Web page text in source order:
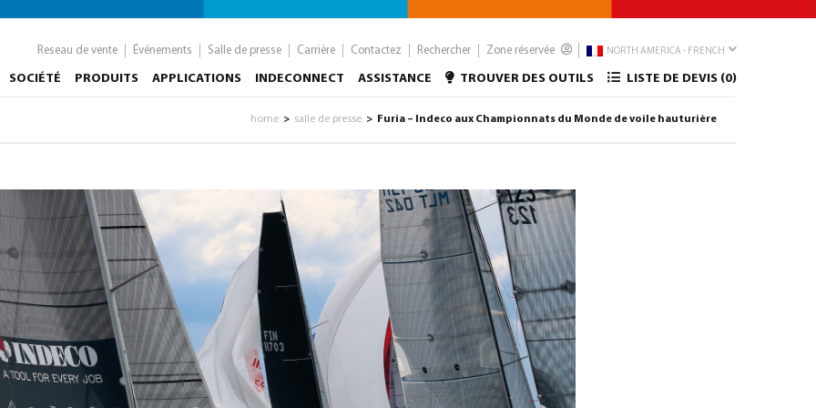
Reseau de vente Événements Salle de presse Carrière Contactez Rechercher Zone réservée NORTH AMERICA - FRENCH
SOCIÉTÉ PRODUITS APPLICATIONS INDECONNECT ASSISTANCE TROUVER DES OUTILS LISTE DE DEVIS (0)
home > salle de presse > Furia – Indeco aux Championnats du Monde de voile hauturière